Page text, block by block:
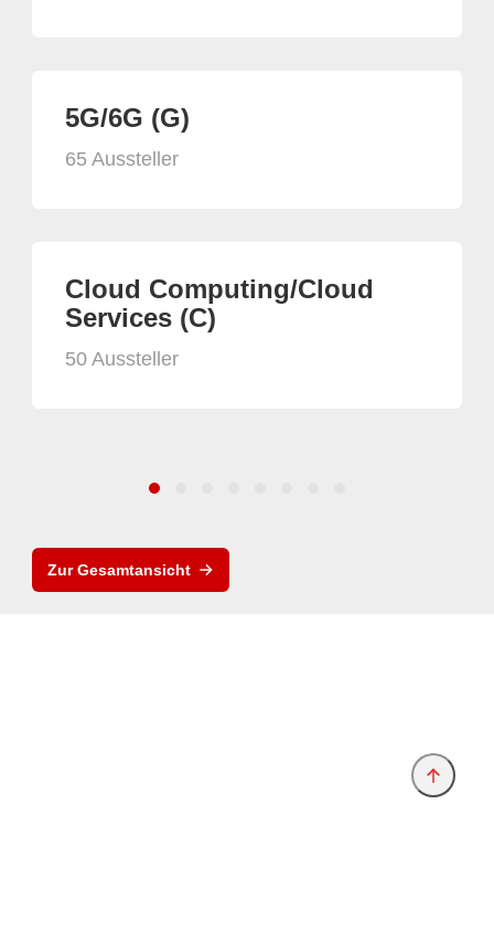
5G/6G (G)
65 Aussteller
Cloud Computing/Cloud
Services (C)
50 Aussteller
Zur Gesamtansicht